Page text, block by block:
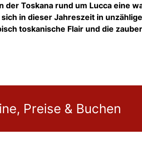
der Toskana rund um Lucca eine
in dieser Jahreszeit in
toskanische Flair und die
Preise & Buchen